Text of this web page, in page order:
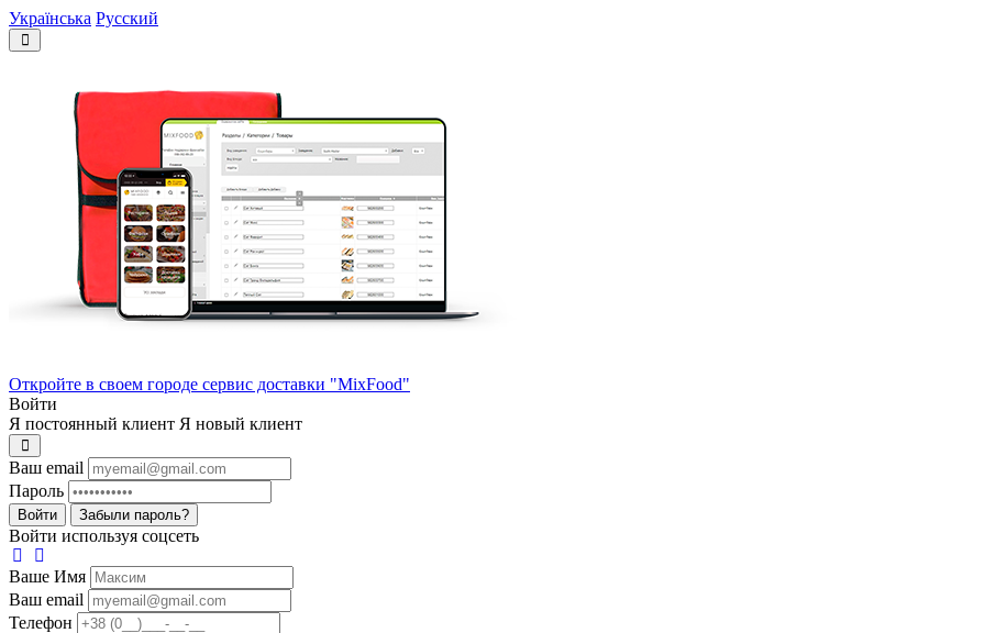
Українська Русский
Откройте в своем городе сервис доставки "MixFood"
Войти
Я постоянный клиент Я новый клиент
Ваш email
Пароль
Войти Забыли пароль?
Войти используя соцсеть
Ваше Имя
Ваш email
Телефон